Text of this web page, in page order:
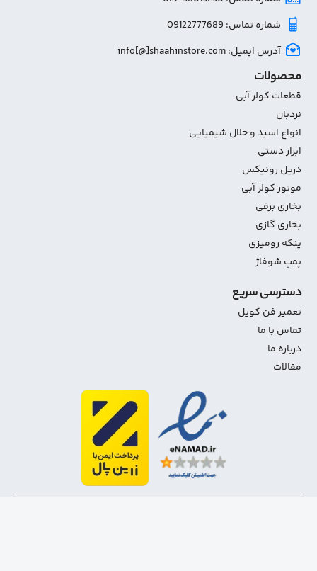
شماره تماس: 09122777689
آدرس ایمیل: info[@]shaahinstore.com
محصولات
قطعات کولر آبی
نردبان
انواع اسید و حلال شیمیایی
ابزار دستی
دریل رونیکس
موتور کولر آبی
بخاری برقی
بخاری گازی
پنکه رومیزی
پمپ شوفاژ
دسترسی سریع
تعمیر فن کویل
تماس با ما
درباره ما
مقالات